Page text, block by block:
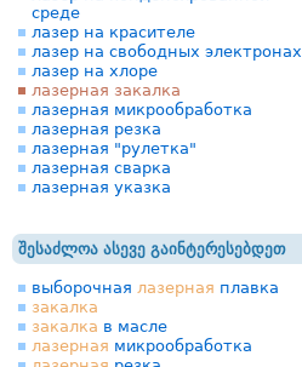
среде
лазер на красителе
лазер на свободных электронах
лазер на хлоре
лазерная закалка
лазерная микрообработка
лазерная резка
лазерная "рулетка"
лазерная сварка
лазерная указка
შესაძლოა ასევე გაინტერესებდეთ
выборочная лазерная плавка
закалка
закалка в масле
лазерная микрообработка